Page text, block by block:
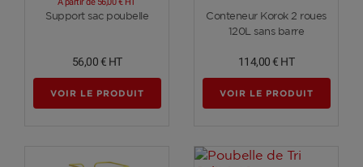
Voir plus
Support sac poubelle
56,00 € HT
VOIR LE PRODUIT
Voir plus
Conteneur Korok 2 roues
120L sans barre
114,00 € HT
VOIR LE PRODUIT